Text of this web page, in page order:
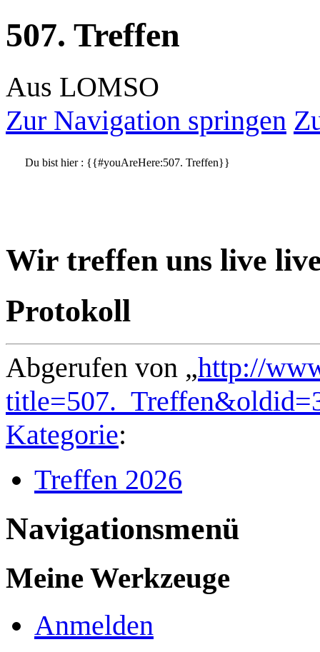
507. Treffen
Aus LOMSO
Zur Navigation springen
Du bist hier : {{#youAreHere:507. Treffen}}
Wir treffen uns live
Protokoll
Abgerufen von „http://
Kategorie:
Treffen 2026
Navigationsmenü
Meine Werkzeuge
Anmelden